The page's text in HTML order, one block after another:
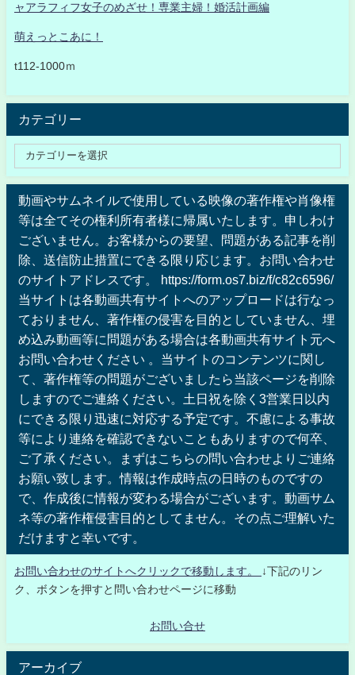
ャアラフィフ女子のめざせ！専業主婦！婚活計画編
萌えっとこあに！
t112-1000ｍ
カテゴリー
動画やサムネイルで使用している映像の著作権や肖像権
等は全てその権利所有者様に帰属いたします。申しわけ
ございません。お客様からの要望、問題がある記事を削
除、送信防止措置にできる限り応じます。お問い合わせ
のサイトアドレスです。 https://form.os7.biz/f/c82c6596/
当サイトは各動画共有サイトへのアップロードは行なっ
ておりません、著作権の侵害を目的としていません、埋
め込み動画等に問題がある場合は各動画共有サイト元へ
お問い合わせください 。当サイトのコンテンツに関し
て、著作権等の問題がございましたら当該ページを削除
しますのでご連絡ください。土日祝を除く3営業日以内
にできる限り迅速に対応する予定です。不慮による事故
等により連絡を確認できないこともありますので何卒、
ご了承ください。まずはこちらの問い合わせよりご連絡
お願い致します。情報は作成時点の日時のものですの
で、作成後に情報が変わる場合がございます。動画サム
ネ等の著作権侵害目的としてません。その点ご理解いた
だけますと幸いです。
お問い合わせのサイトへクリックで移動します。
↓下記のリン
ク、ボタンを押すと問い合わせページに移動
お問い合せ
アーカイブ